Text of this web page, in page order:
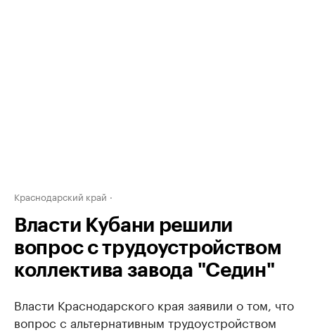
Краснодарский край
Власти Кубани решили
вопрос с трудоустройством
коллектива завода "Седин"
Власти Краснодарского края заявили о том, что
вопрос с альтернативным трудоустройством